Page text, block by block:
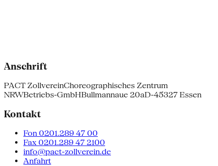
Anschrift
PACT ZollvereinChoreographisches Zentrum
NRWBetriebs-GmbHBullmannaue 20aD-45327 Essen
Kontakt
Fon 0201.289 47 00
Fax 0201.289 47 2100
info@pact-zollverein.de
Anfahrt